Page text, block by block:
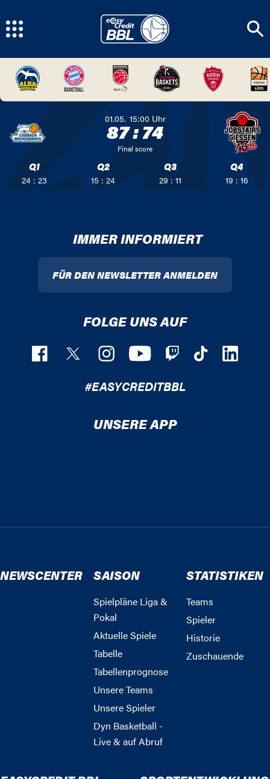
01.05. 15:00 Uhr
87:74
Final score
Q1
24 : 23
Q2
15 : 24
Q3
29 : 11
Q4
19 : 16
IMMER INFORMIERT
FÜR DEN NEWSLETTER ANMELDEN
FOLGE UNS AUF
#EASYCREDITBBL
UNSERE APP
NEWSCENTER SAISON
Spielpläne Liga &
Pokal
Aktuelle Spiele
Tabelle
Tabellenprognose
Unsere Teams
Unsere Spieler
Dyn Basketball -
Live & auf Abruf
STATISTIKEN
Teams
Spieler
Historie
Zuschauende